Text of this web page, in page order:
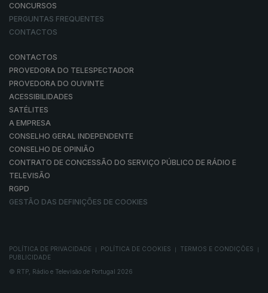
CONCURSOS
PERGUNTAS FREQUENTES
CONTACTOS
CONTACTOS
PROVEDORA DO TELESPECTADOR
PROVEDORA DO OUVINTE
ACESSIBILIDADES
SATÉLITES
A EMPRESA
CONSELHO GERAL INDEPENDENTE
CONSELHO DE OPINIÃO
CONTRATO DE CONCESSÃO DO SERVIÇO PÚBLICO DE RÁDIO E
TELEVISÃO
RGPD
GESTÃO DAS DEFINIÇÕES DE COOKIES
POLÍTICA DE PRIVACIDADE POLÍTICA DE COOKIES TERMOS E CONDIÇÕES
PUBLICIDADE
© RTP, Rádio e Televisão de Portugal 2026